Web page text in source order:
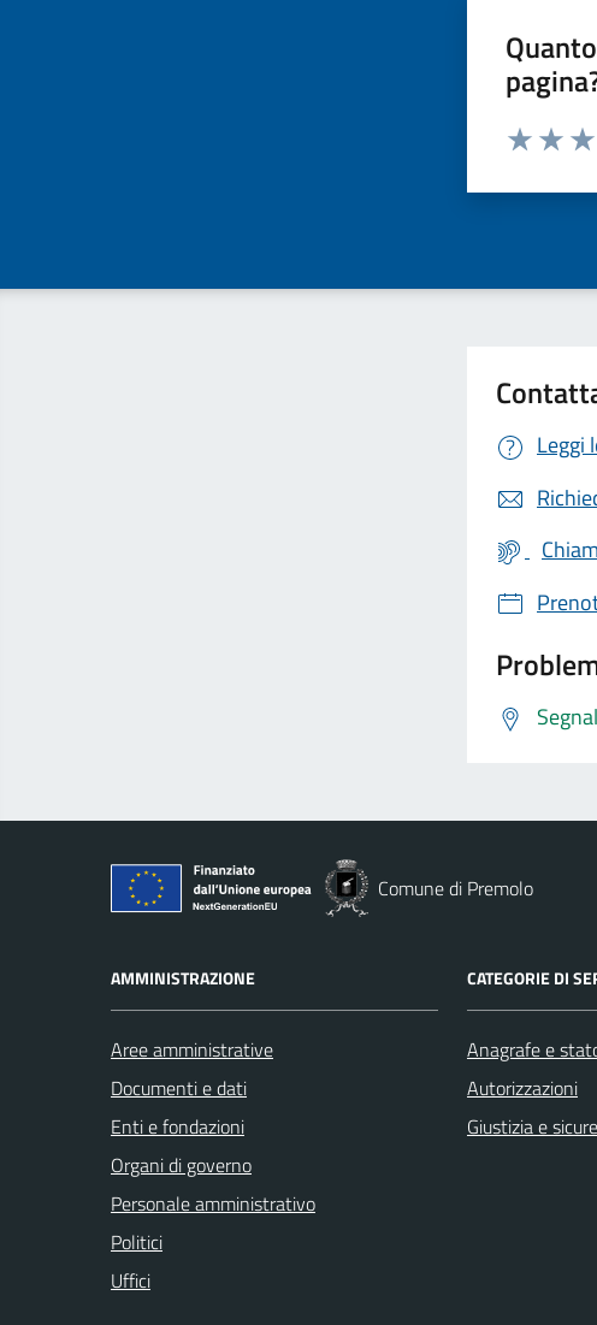
Valuta da 1
Leggi
Comune di Premolo
AMMINISTRAZIONE
Aree amministrative
Documenti e dati
Enti e fondazioni
Organi di governo
Personale amministrativo
Politici
Uffici
CATEGORIE DI
Anagrafe e
Autorizzazioni
Giustizia e